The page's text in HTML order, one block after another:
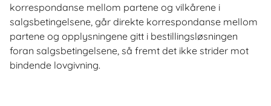
korrespondanse mellom partene og vilkårene i
salgsbetingelsene, går direkte korrespondanse mellom
partene og opplysningene gitt i bestillingsløsningen
foran salgsbetingelsene, så fremt det ikke strider mot
bindende lovgivning.